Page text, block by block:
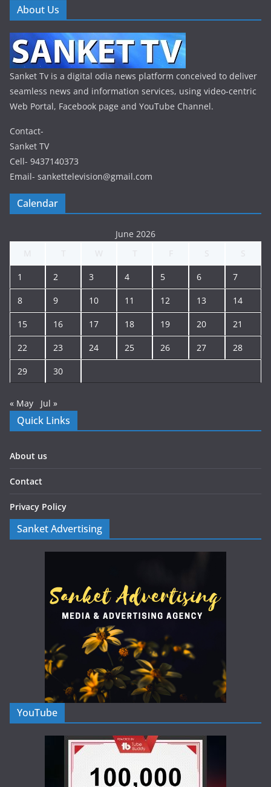
About Us
Sanket Tv is a digital odia news platform conceived to deliver
seamless news and information services, using video-centric
Web Portal, Facebook page and YouTube Channel.
Contact-
Sanket TV
Cell- 9437140373
Email- sankettelevision@gmail.com
Calendar
June 2026
1 2 3 4 5 6 7
8 9 10 11 12 13 14
15 16 17 18 19 20 21
22 23 24 25 26 27 28
29 30
« May Jul »
Quick Links
About us
Contact
Privacy Policy
Sanket Advertising
YouTube